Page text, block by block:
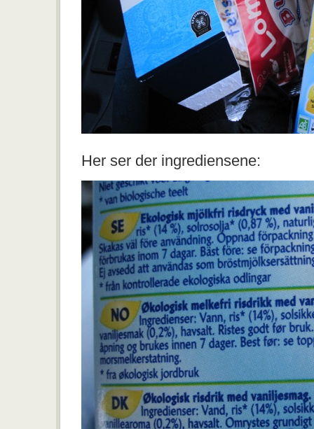
Her ser der ingrediensene: